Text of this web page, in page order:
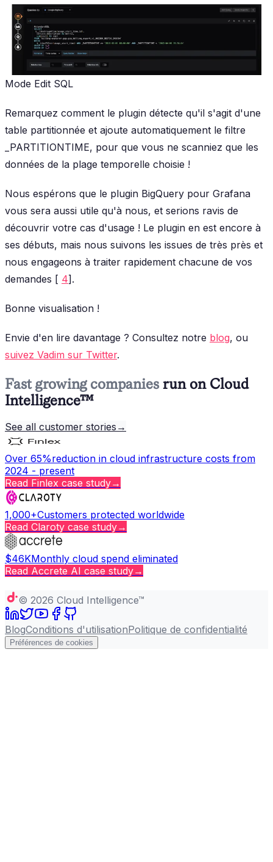
Mode Edit SQL
Remarquez comment le plugin détecte qu'il s'agit d'une
table partitionnée et ajoute automatiquement le filtre
_PARTITIONTIME, pour que vous ne scanniez que les
données de la plage temporelle choisie !
Nous espérons que le plugin BigQuery pour Grafana
vous sera aussi utile qu'à nous, et serions ravis de
découvrir votre cas d'usage ! Le plugin en est encore à
ses débuts, mais nous suivons les issues de très près et
nous engageons à traiter rapidement chacune de vos
demandes [ 4].
Bonne visualisation !
Envie d'en lire davantage ? Consultez notre blog, ou
suivez Vadim sur Twitter.
Fast growing companies run on Cloud
Intelligence™
See all customer stories →
Over 65%reduction in cloud infrastructure costs from
2024 - present
Read Finlex case study→
1,000+Customers protected worldwide
Read Claroty case study→
$46KMonthly cloud spend eliminated
Read Accrete AI case study→
© 2026 Cloud Intelligence™
BlogConditions d'utilisationPolitique de confidentialité
Préférences de cookies